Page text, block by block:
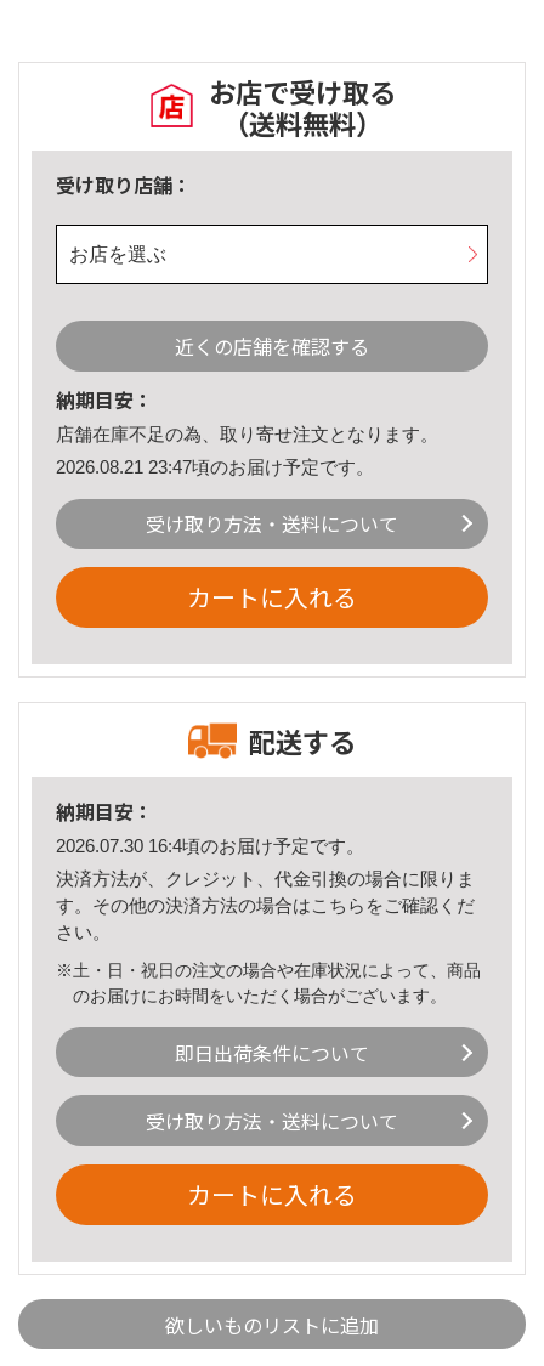
お店で受け取る
（送料無料）
受け取り店舗：
お店を選ぶ
近くの店舗を確認する
納期目安：
店舗在庫不足の為、取り寄せ注文となります。
2026.08.21 23:47頃のお届け予定です。
受け取り方法・送料について
カートに入れる
配送する
納期目安：
2026.07.30 16:4頃のお届け予定です。
決済方法が、クレジット、代金引換の場合に限りま
す。その他の決済方法の場合はこちら をご確認くだ
さい。
※土・日・祝日の注文の場合や在庫状況によって、商品
のお届けにお時間をいただく場合がございます。
即日出荷条件について
受け取り方法・送料について
カートに入れる
欲しいものリストに追加